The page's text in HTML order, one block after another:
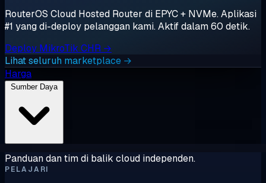
RouterOS Cloud Hosted Router di EPYC + NVMe. Aplikasi
#1 yang di-deploy pelanggan kami. Aktif dalam 60 detik.
Deploy MikroTik CHR →
Lihat seluruh marketplace →
Harga
Sumber Daya
Panduan dan tim di balik cloud independen.
PELAJARI